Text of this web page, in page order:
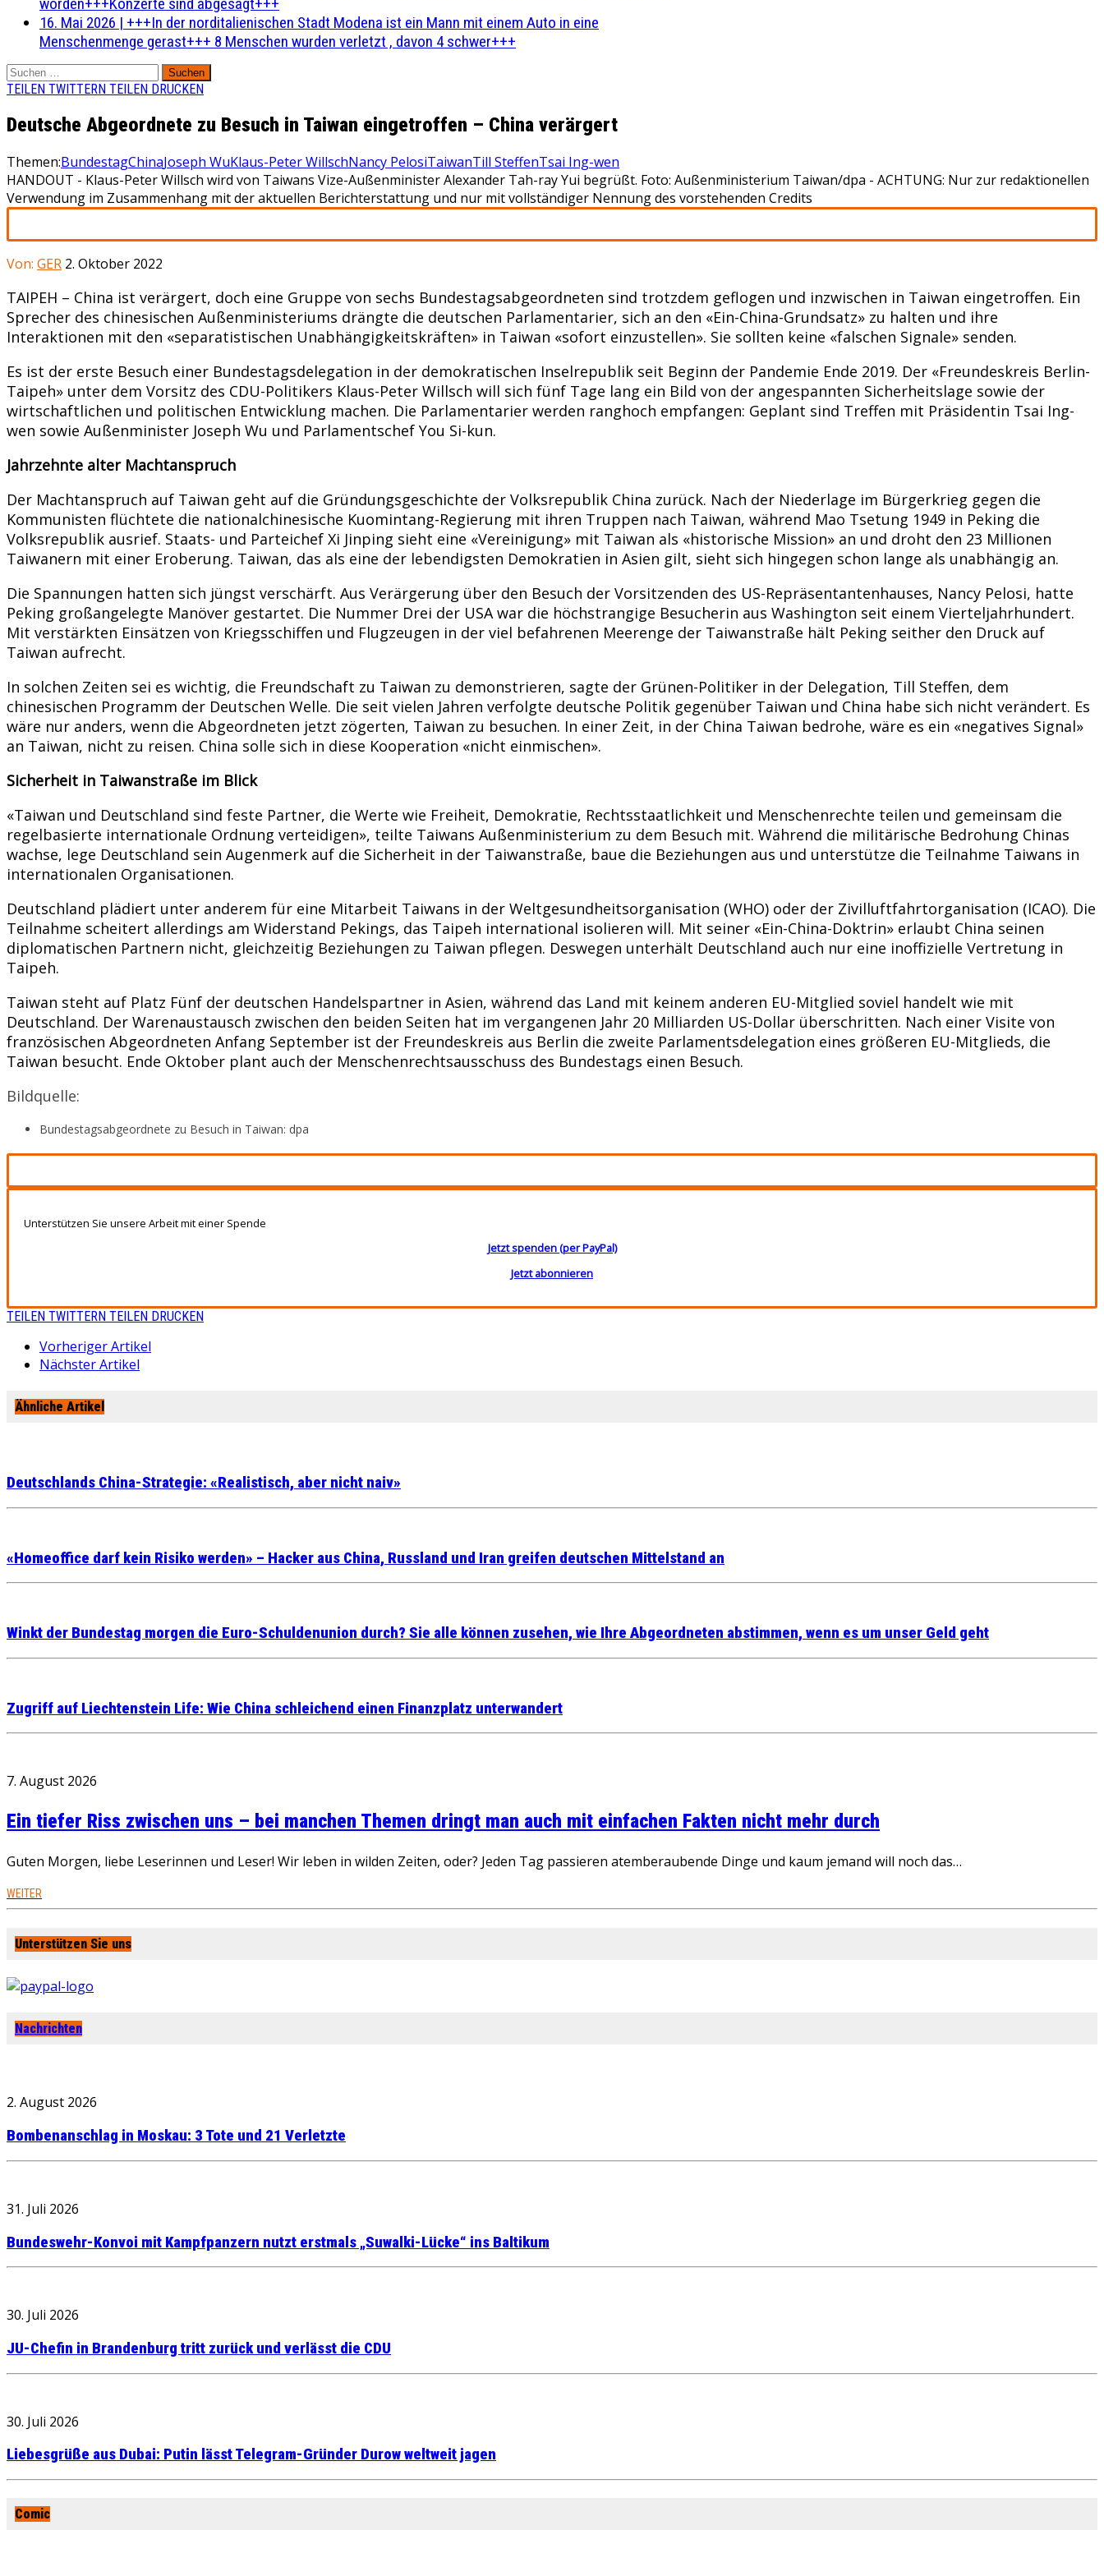
16. Mai 2026 | +++In der norditalienischen Stadt Modena ist ein Mann mit einem Auto in eine
Menschenmenge gerast+++ 8 Menschen wurden verletzt , davon 4 schwer+++
Suchen
nach:
TEILEN TWITTERN TEILEN DRUCKEN
Deutsche Abgeordnete zu Besuch in Taiwan eingetroffen – China verärgert
Themen:BundestagChinaJoseph WuKlaus-Peter WillschNancy PelosiTaiwanTill SteffenTsai Ing-wen
HANDOUT - Klaus-Peter Willsch wird von Taiwans Vize-Außenminister Alexander Tah-ray Yui begrüßt. Foto: Außenministerium Taiwan/dpa - ACHTUNG: Nur zur redaktionellen
Verwendung im Zusammenhang mit der aktuellen Berichterstattung und nur mit vollständiger Nennung des vorstehenden Credits
Von: GER 2. Oktober 2022
TAIPEH – China ist verärgert, doch eine Gruppe von sechs Bundestagsabgeordneten sind trotzdem geflogen und inzwischen in Taiwan eingetroffen. Ein
Sprecher des chinesischen Außenministeriums drängte die deutschen Parlamentarier, sich an den «Ein-China-Grundsatz» zu halten und ihre
Interaktionen mit den «separatistischen Unabhängigkeitskräften» in Taiwan «sofort einzustellen». Sie sollten keine «falschen Signale» senden.
Es ist der erste Besuch einer Bundestagsdelegation in der demokratischen Inselrepublik seit Beginn der Pandemie Ende 2019. Der «Freundeskreis Berlin-
Taipeh» unter dem Vorsitz des CDU-Politikers Klaus-Peter Willsch will sich fünf Tage lang ein Bild von der angespannten Sicherheitslage sowie der
wirtschaftlichen und politischen Entwicklung machen. Die Parlamentarier werden ranghoch empfangen: Geplant sind Treffen mit Präsidentin Tsai Ing-
wen sowie Außenminister Joseph Wu und Parlamentschef You Si-kun.
Jahrzehnte alter Machtanspruch
Der Machtanspruch auf Taiwan geht auf die Gründungsgeschichte der Volksrepublik China zurück. Nach der Niederlage im Bürgerkrieg gegen die
Kommunisten flüchtete die nationalchinesische Kuomintang-Regierung mit ihren Truppen nach Taiwan, während Mao Tsetung 1949 in Peking die
Volksrepublik ausrief. Staats- und Parteichef Xi Jinping sieht eine «Vereinigung» mit Taiwan als «historische Mission» an und droht den 23 Millionen
Taiwanern mit einer Eroberung. Taiwan, das als eine der lebendigsten Demokratien in Asien gilt, sieht sich hingegen schon lange als unabhängig an.
Die Spannungen hatten sich jüngst verschärft. Aus Verärgerung über den Besuch der Vorsitzenden des US-Repräsentantenhauses, Nancy Pelosi, hatte
Peking großangelegte Manöver gestartet. Die Nummer Drei der USA war die höchstrangige Besucherin aus Washington seit einem Vierteljahrhundert.
Mit verstärkten Einsätzen von Kriegsschiffen und Flugzeugen in der viel befahrenen Meerenge der Taiwanstraße hält Peking seither den Druck auf
Taiwan aufrecht.
In solchen Zeiten sei es wichtig, die Freundschaft zu Taiwan zu demonstrieren, sagte der Grünen-Politiker in der Delegation, Till Steffen, dem
chinesischen Programm der Deutschen Welle. Die seit vielen Jahren verfolgte deutsche Politik gegenüber Taiwan und China habe sich nicht verändert. Es
wäre nur anders, wenn die Abgeordneten jetzt zögerten, Taiwan zu besuchen. In einer Zeit, in der China Taiwan bedrohe, wäre es ein «negatives Signal»
an Taiwan, nicht zu reisen. China solle sich in diese Kooperation «nicht einmischen».
Sicherheit in Taiwanstraße im Blick
«Taiwan und Deutschland sind feste Partner, die Werte wie Freiheit, Demokratie, Rechtsstaatlichkeit und Menschenrechte teilen und gemeinsam die
regelbasierte internationale Ordnung verteidigen», teilte Taiwans Außenministerium zu dem Besuch mit. Während die militärische Bedrohung Chinas
wachse, lege Deutschland sein Augenmerk auf die Sicherheit in der Taiwanstraße, baue die Beziehungen aus und unterstütze die Teilnahme Taiwans in
internationalen Organisationen.
Deutschland plädiert unter anderem für eine Mitarbeit Taiwans in der Weltgesundheitsorganisation (WHO) oder der Zivilluftfahrtorganisation (ICAO). Die
Teilnahme scheitert allerdings am Widerstand Pekings, das Taipeh international isolieren will. Mit seiner «Ein-China-Doktrin» erlaubt China seinen
diplomatischen Partnern nicht, gleichzeitig Beziehungen zu Taiwan pflegen. Deswegen unterhält Deutschland auch nur eine inoffizielle Vertretung in
Taipeh.
Taiwan steht auf Platz Fünf der deutschen Handelspartner in Asien, während das Land mit keinem anderen EU-Mitglied soviel handelt wie mit
Deutschland. Der Warenaustausch zwischen den beiden Seiten hat im vergangenen Jahr 20 Milliarden US-Dollar überschritten. Nach einer Visite von
französischen Abgeordneten Anfang September ist der Freundeskreis aus Berlin die zweite Parlamentsdelegation eines größeren EU-Mitglieds, die
Taiwan besucht. Ende Oktober plant auch der Menschenrechtsausschuss des Bundestags einen Besuch.
Bildquelle:
Bundestagsabgeordnete zu Besuch in Taiwan: dpa
Unterstützen Sie unsere Arbeit mit einer Spende
Jetzt spenden (per PayPal)
Jetzt abonnieren
TEILEN TWITTERN TEILEN DRUCKEN
Vorheriger Artikel
Nächster Artikel
Ähnliche Artikel
Deutschlands China-Strategie: «Realistisch, aber nicht naiv»
«Homeoffice darf kein Risiko werden» – Hacker aus China, Russland und Iran greifen deutschen Mittelstand an
Winkt der Bundestag morgen die Euro-Schuldenunion durch? Sie alle können zusehen, wie Ihre Abgeordneten abstimmen, wenn es um unser Geld geht
Zugriff auf Liechtenstein Life: Wie China schleichend einen Finanzplatz unterwandert
7. August 2026
Ein tiefer Riss zwischen uns – bei manchen Themen dringt man auch mit einfachen Fakten nicht mehr durch
Guten Morgen, liebe Leserinnen und Leser! Wir leben in wilden Zeiten, oder? Jeden Tag passieren atemberaubende Dinge und kaum jemand will noch das…
WEITER
Unterstützen Sie uns
Nachrichten
2. August 2026
Bombenanschlag in Moskau: 3 Tote und 21 Verletzte
31. Juli 2026
Bundeswehr-Konvoi mit Kampfpanzern nutzt erstmals „Suwalki-Lücke“ ins Baltikum
30. Juli 2026
JU-Chefin in Brandenburg tritt zurück und verlässt die CDU
30. Juli 2026
Liebesgrüße aus Dubai: Putin lässt Telegram-Gründer Durow weltweit jagen
Comic